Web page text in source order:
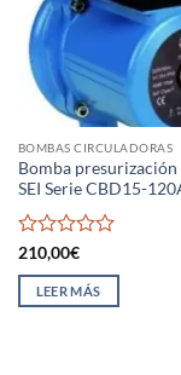
BOMBAS CIRCULADORAS
Bomba
SEI Serie CBD15-
Valorado
con
de
210,00€
LEER MÁS